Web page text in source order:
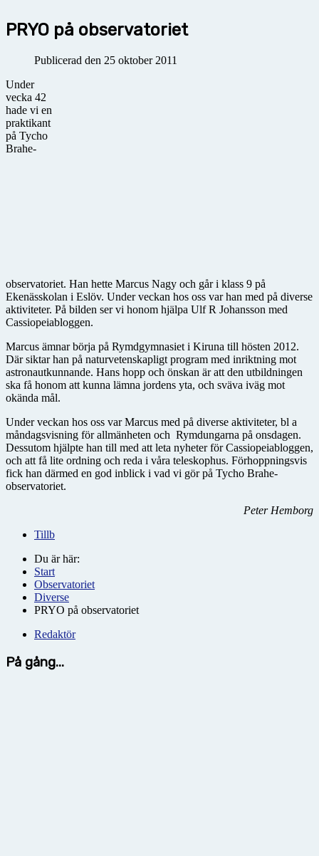
PRYO på observatoriet
Publicerad den 25 oktober 2011
Under
vecka 42
hade vi en
praktikant
på Tycho
Brahe-
observatoriet. Han hette Marcus Nagy och går i klass 9 på
Ekenässkolan i Eslöv. Under veckan hos oss var han med på diverse
aktiviteter. På bilden ser vi honom hjälpa Ulf R Johansson med
Cassiopeiabloggen.
Marcus ämnar börja på Rymdgymnasiet i Kiruna till hösten 2012.
Där siktar han på naturvetenskapligt program med inriktning mot
astronautkunnande. Hans hopp och önskan är att den utbildningen
ska få honom att kunna lämna jordens yta, och sväva iväg mot
okända mål.
Under veckan hos oss var Marcus med på diverse aktiviteter, bl a
måndagsvisning för allmänheten och Rymdungarna på onsdagen.
Dessutom hjälpte han till med att leta nyheter för Cassiopeiabloggen,
och att få lite ordning och reda i våra teleskophus. Förhoppningsvis
fick han därmed en god inblick i vad vi gör på Tycho Brahe-
observatoriet.
Peter Hemborg
Tillb
Du är här:
Start
Observatoriet
Diverse
PRYO på observatoriet
Redaktör
På gång...